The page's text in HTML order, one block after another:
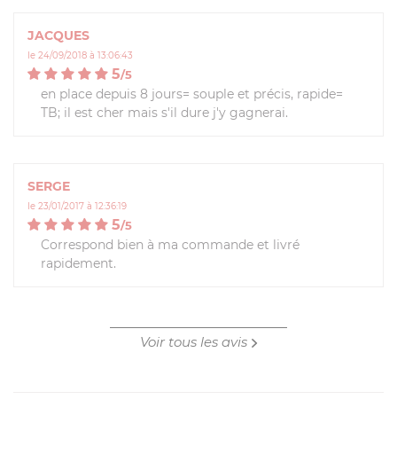
JACQUES
le 24/09/2018 à 13:06:43
5/5
en place depuis 8 jours= souple et précis, rapide=
TB; il est cher mais s'il dure j'y gagnerai.
SERGE
le 23/01/2017 à 12:36:19
5/5
Correspond bien à ma commande et livré
rapidement.
Voir tous les avis